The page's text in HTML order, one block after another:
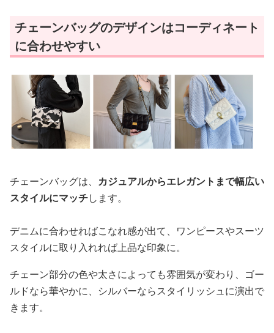
チェーンバッグのデザインはコーディネート
に合わせやすい
チェーンバッグは、 カジュアルからエレガントまで幅広い
スタイルにマッチします。
デニムに合わせればこなれ感が出て、ワンピースやスーツ
スタイルに取り入れれば上品な印象に。
チェーン部分の色や太さによっても雰囲気が変わり、ゴー
ルドなら華やかに、シルバーならスタイリッシュに演出で
きます。